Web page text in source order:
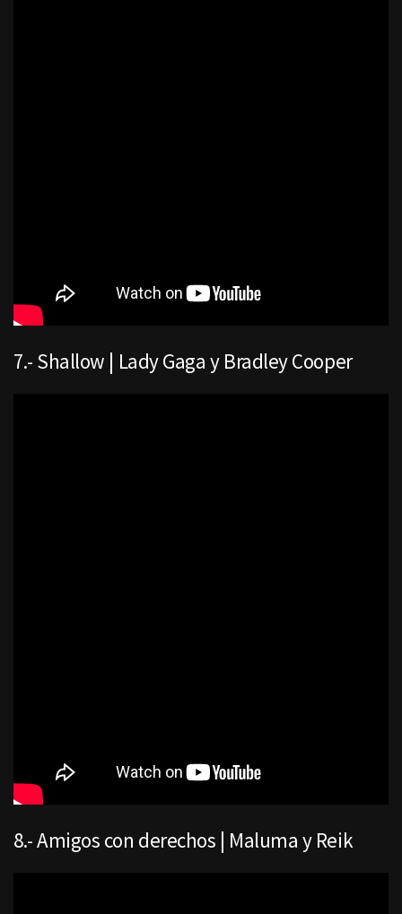
7.- Shallow | Lady Gaga y Bradley Cooper
8.- Amigos con derechos | Maluma y Reik